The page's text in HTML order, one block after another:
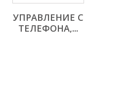
УПРАВЛЕНИЕ С
ТЕЛЕФОНА,...